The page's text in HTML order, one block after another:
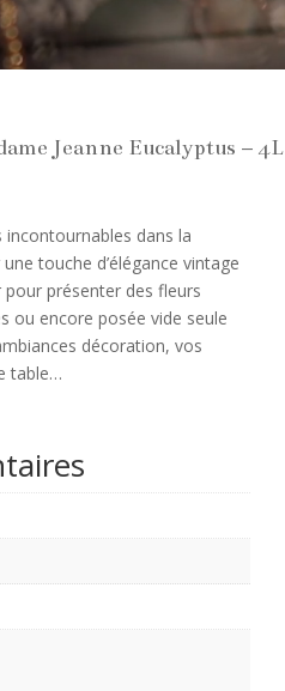
Jeanne Eucalyptus – 4L
incontournables dans la
touche d’élégance vintage
présenter des fleurs
ou encore posée vide seule
décoration, vos
table…